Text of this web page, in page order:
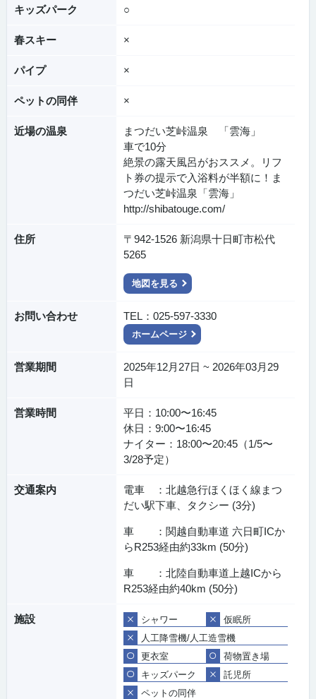
キッズパーク ○
春スキー ×
パイプ ×
ペットの同伴 ×
近場の温泉
まつだい芝峠温泉 「雲海」
車で10分
絶景の露天風呂がおススメ。リフ
ト券の提示で入浴料が半額に！ま
つだい芝峠温泉「雲海」
http://shibatouge.com/
住所
〒942-1526 新潟県十日町市松代
5265
地図を見る
お問い合わせ TEL：025-597-3330
ホームページ
営業期間
2025年12月27日 ~ 2026年03月29
日
営業時間
平日：10:00〜16:45
休日：9:00〜16:45
ナイター：18:00〜20:45（1/5〜
3/28予定）
交通案内
電車 ：北越急行ほくほく線まつ
だい駅下車、タクシー (3分)
車 ：関越自動車道 六日町ICか
らR253経由約33km (50分)
車 ：北陸自動車道上越ICから
R253経由約40km (50分)
施設 シャワー
仮眠所
人工降雪機/人工造雪機
更衣室
荷物置き場
キッズパーク
託児所
ペットの同伴